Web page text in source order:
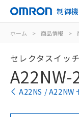
制御
ホーム > 商品情報 >
セレクタスイッチ
A22NW-
A22NS / A22NW